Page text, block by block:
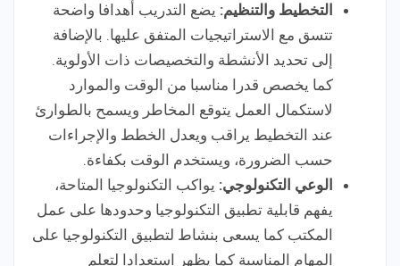
التخطيط والتنظيم: يضع التدريب أهدافا واضحة
تتسق مع الاستراتيجيات المتفق عليها. بالإضافة
إلى تحديد الأنشطة والتخصيصات ذات الأولوية.
كما يخصص قدرا مناسبا من الوقت والموارد
لاستكمال العمل يتوقع المخاطر ويسمح بالطوارئ
عند التخطيط يراقب ويعدل الخطط والإجراءات
حسب الضرورة، ويستخدم الوقت بكفاءة.
الوعي التكنولوجي: يواكب التكنولوجيا المتاحة،
يفهم قابلية تطبيق التكنولوجيا وحدودها على عمل
المكتب كما يسعى بنشاط لتطبيق التكنولوجيا على
المهام المناسبة كما يظهر استعدادا لتعلم